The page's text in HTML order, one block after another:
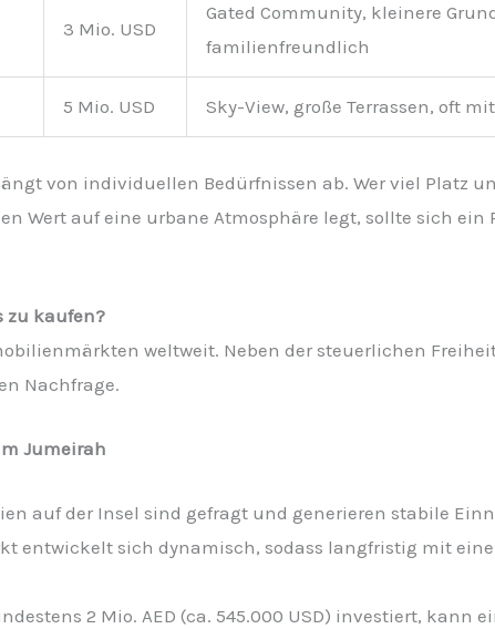
3 Mio. USD
Gated Community, kleinere
familienfreundlich
5 Mio. USD Sky-View, große Terrassen, oft
von individuellen Bedürfnissen ab. Wer viel Platz
Wert auf eine urbane Atmosphäre legt, sollte sich
zu kaufen?
weltweit. Neben der steuerlichen
Nachfrage.
Jumeirah
auf der Insel sind gefragt und generieren stabile
entwickelt sich dynamisch, sodass langfristig mit
2 Mio. AED (ca. 545.000 USD) investiert, kann